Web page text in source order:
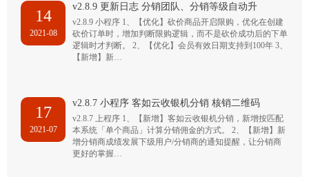
14
2021-08
v2.8.9 更新日志 分销团队、分销等级自动升
v2.8.9 小程序 1、【优化】砍价商品开启限购，优化在创建
砍价订单时，增加判断限购逻辑，而不是砍价成功后的下单
逻辑时才判断。 2、【优化】会员有效日期支持到100年 3、
【新增】新…
17
2021-07
v2.8.7 小程序 客如云收银机分销 核销二维码
v2.8.7 上程序 1、【新增】客如云收银机分销，新增按匹配
本系统「单个商品」计算分销佣金的方式。 2、【新增】新
增分销商成绩发展下级用户/分销商的通知提醒，让分销商
更好的掌握…